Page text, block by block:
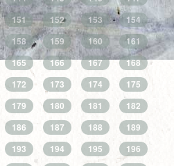
151 152 153
154
158 159 160
161
165 166 167
168
172 173 174
175
179 180 181
182
186 187 188
189
193 194 195
196